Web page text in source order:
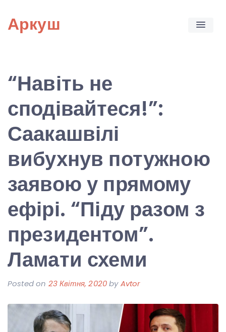
content
Аркуш
“Навіть не
сподівайтеся!”:
Саакашвілі
вибухнув потужною
заявою у прямому
ефірі. “Піду разом з
президентом”.
Ламати схеми
Posted on 23 Квітня, 2020byAvtor